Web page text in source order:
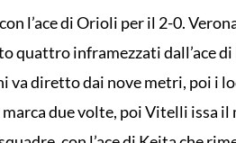
l’ace di Orioli per il 2-0.
quattro inframezzati dall’ace
va diretto dai nove metri, poi i
due volte, poi Vitelli issa il